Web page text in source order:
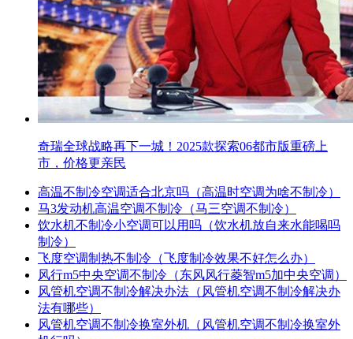
奇瑞全球战略再下一城！2025款探索06都市版重磅上
市，价格更亲民
高温不制冷空调适合北京吗（高温时空调为啥不制冷）
马3发动机高温空调不制冷（马三空调不制冷）
饮水机不制冷小空调可以用吗（饮水机放自来水能喝吗
制冷）
飞度空调制热不制冷（飞度制冷效果不好怎么办）
风行m5中央空调不制冷（东风风行菱智m5加中央空调）
风管机空调不制冷解决办法（风管机空调不制冷解决办
法有哪些）
风管机空调不制冷换室外机（风管机空调不制冷换室外